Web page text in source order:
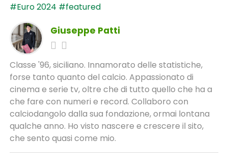
#Euro 2024 #featured
Giuseppe Patti
Classe '96, siciliano. Innamorato delle statistiche,
forse tanto quanto del calcio. Appassionato di
cinema e serie tv, oltre che di tutto quello che ha a
che fare con numeri e record. Collaboro con
calciodangolo dalla sua fondazione, ormai lontana
qualche anno. Ho visto nascere e crescere il sito,
che sento quasi come mio.